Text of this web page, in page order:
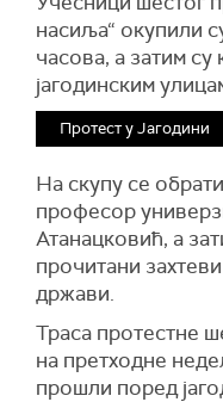
насиља“ окупили
часова, а затим
јагодинским
Протест у Јагодини
На скупу се
професор
Атанацковић, а
прочитани
држави.
Траса протестне
на претходне
прошли поред